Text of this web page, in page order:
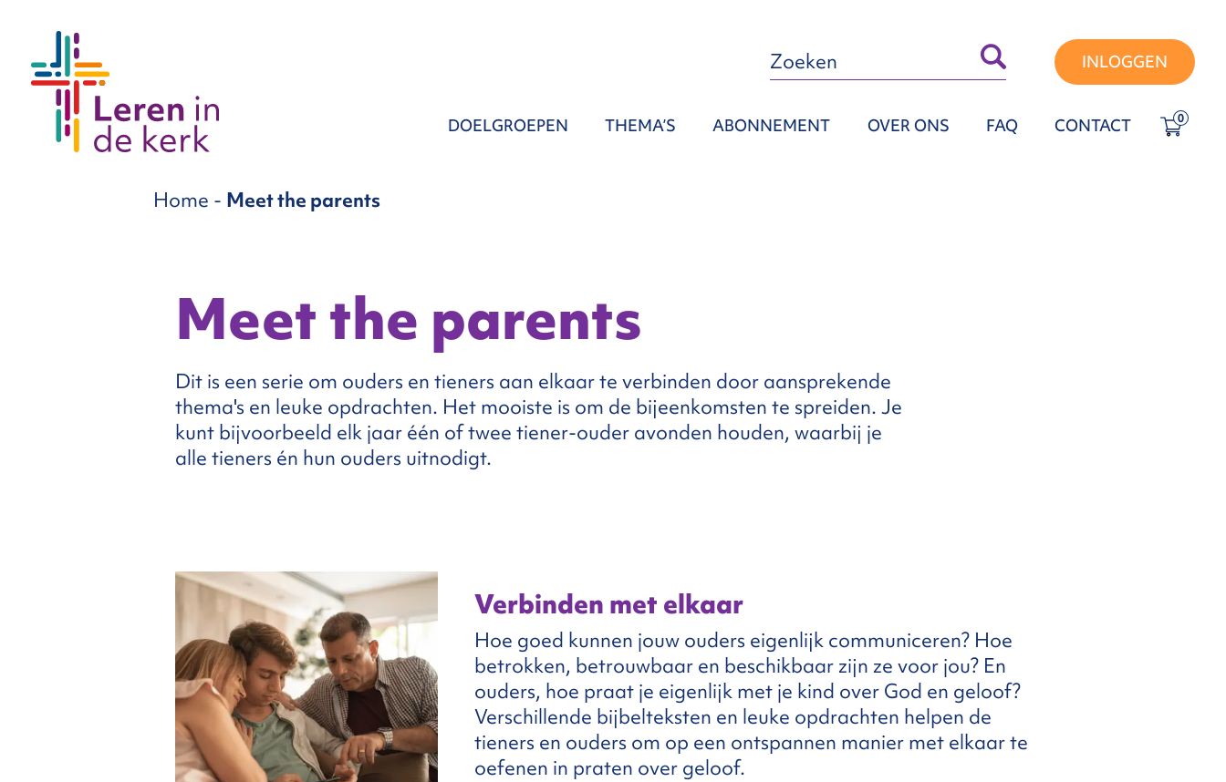
INLOGGEN
DOELGROEPEN THEMA’S ABONNEMENT OVER ONS FAQ CONTACT 0
Home - Meet the parents
Meet the parents
Dit is een serie om ouders en tieners aan elkaar te verbinden door aansprekende
thema's en leuke opdrachten. Het mooiste is om de bijeenkomsten te spreiden. Je
kunt bijvoorbeeld elk jaar één of twee tiener-ouder avonden houden, waarbij je
alle tieners én hun ouders uitnodigt.
Verbinden met elkaar
Hoe goed kunnen jouw ouders eigenlijk communiceren? Hoe
betrokken, betrouwbaar en beschikbaar zijn ze voor jou? En
ouders, hoe praat je eigenlijk met je kind over God en geloof?
Verschillende bijbelteksten en leuke opdrachten helpen de
tieners en ouders om op een ontspannen manier met elkaar te
oefenen in praten over geloof.